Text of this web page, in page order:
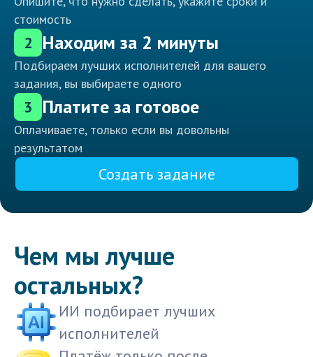
стоимость
2 Находим за 2 минуты
Подбираем лучших исполнителей для вашего
задания, вы выбираете одного
3 Платите за готовое
Оплачиваете, только если вы довольны
результатом
Создать задание
Чем мы лучше
остальных?
ИИ подбирает лучших
исполнителей